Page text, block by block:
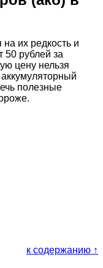
их редкость и
50 рублей за
цену нельзя
аккумуляторный
полезные
к содержанию ↑